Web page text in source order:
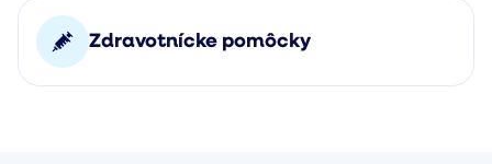
Zdravotnícke pomôcky